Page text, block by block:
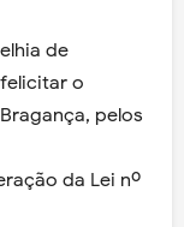
de
felicitar o
pelos
da Lei nº